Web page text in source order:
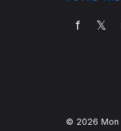
f 𝕏
© 2026 Mon